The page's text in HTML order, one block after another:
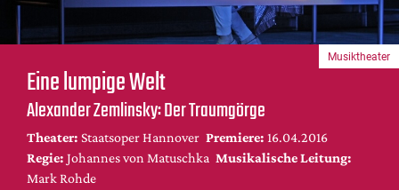
Bühnenwelt
Festivals & Veranstaltungen
Menschen & Theater
Themen
Internationales
Nachrufe
Medientipps
Eine lumpige Welt
Alexander Zemlinsky: Der Traumgörge
Theater: Staatsoper Hannover Premiere: 16.04.2016
Regie: Johannes von Matuschka Musikalische Leitung:
Mark Rohde
Musiktheater